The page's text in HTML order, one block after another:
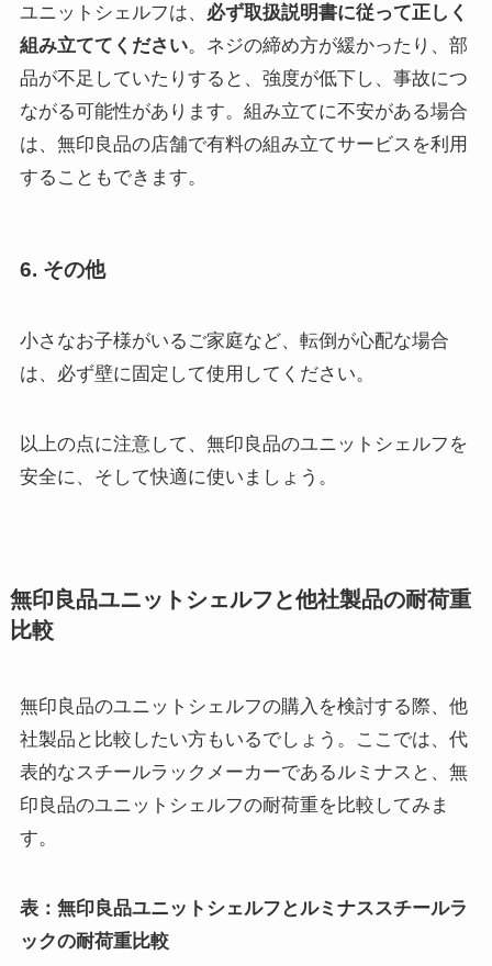
ユニットシェルフは、 必ず取扱説明書に従って正しく
組み立ててください。ネジの締め方が緩かったり、部
品が不足していたりすると、強度が低下し、事故につ
ながる可能性があります。組み立てに不安がある場合
は、無印良品の店舗で有料の組み立てサービスを利用
することもできます。
6. その他
小さなお子様がいるご家庭など、転倒が心配な場合
は、必ず壁に固定して使用してください。
以上の点に注意して、無印良品のユニットシェルフを
安全に、そして快適に使いましょう。
無印良品ユニットシェルフと他社製品の耐荷重
比較
無印良品のユニットシェルフの購入を検討する際、他
社製品と比較したい方もいるでしょう。ここでは、代
表的なスチールラックメーカーであるルミナスと、無
印良品のユニットシェルフの耐荷重を比較してみま
す。
表：無印良品ユニットシェルフとルミナススチールラ
ックの耐荷重比較